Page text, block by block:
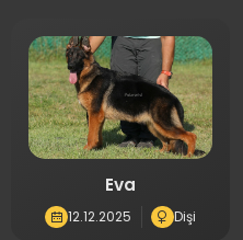
Eva
12.12.2025 Dişi